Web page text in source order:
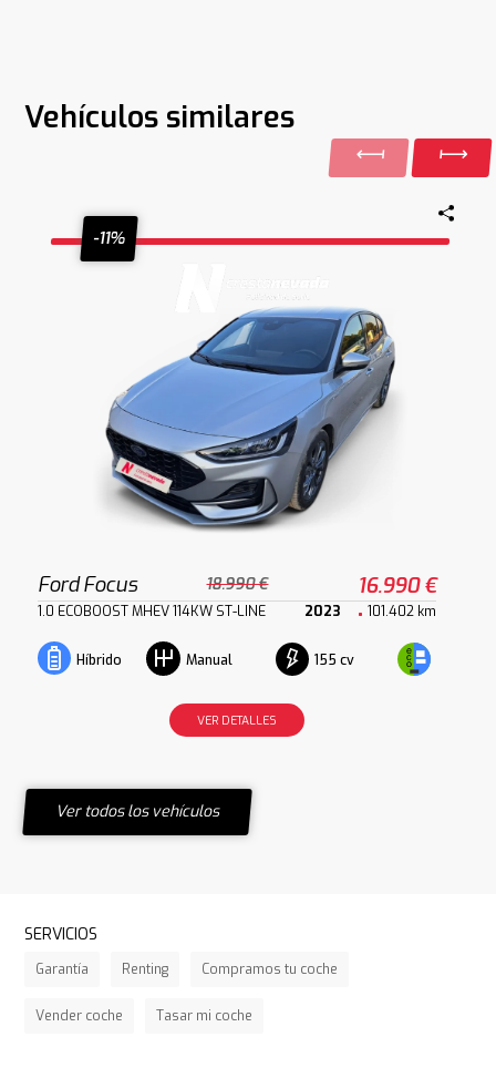
Vehículos similares
-11%
Ford Focus 18.990 € 16.990 €
1.0 ECOBOOST MHEV 114KW ST-LINE 2023 101.402 km
Híbrido Manual 155 cv
VER DETALLES
Ver todos los vehículos
SERVICIOS
Garantía Renting Compramos tu coche
Vender coche Tasar mi coche